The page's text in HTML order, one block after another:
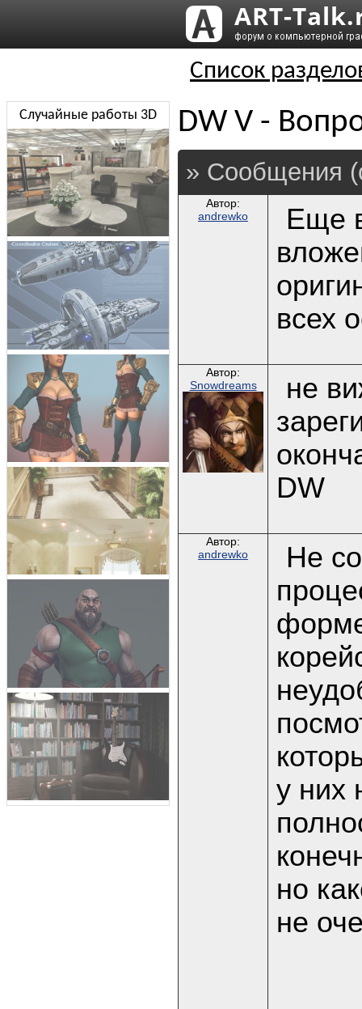
Список
DW V -
» Сообщения
Автор:
andrewko
Еще
всех
Автор:
Snowdreams
не
DW
Автор:
andrewko
Не
у них
но
не
Случайные работы 3D